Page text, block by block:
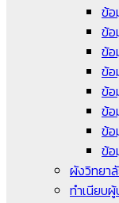
ข้อ
ข้อ
ข้อ
ข้อ
ข้
ข้อ
ข้
ข้อ
ผังวิทยา
ทำเนียบผู้